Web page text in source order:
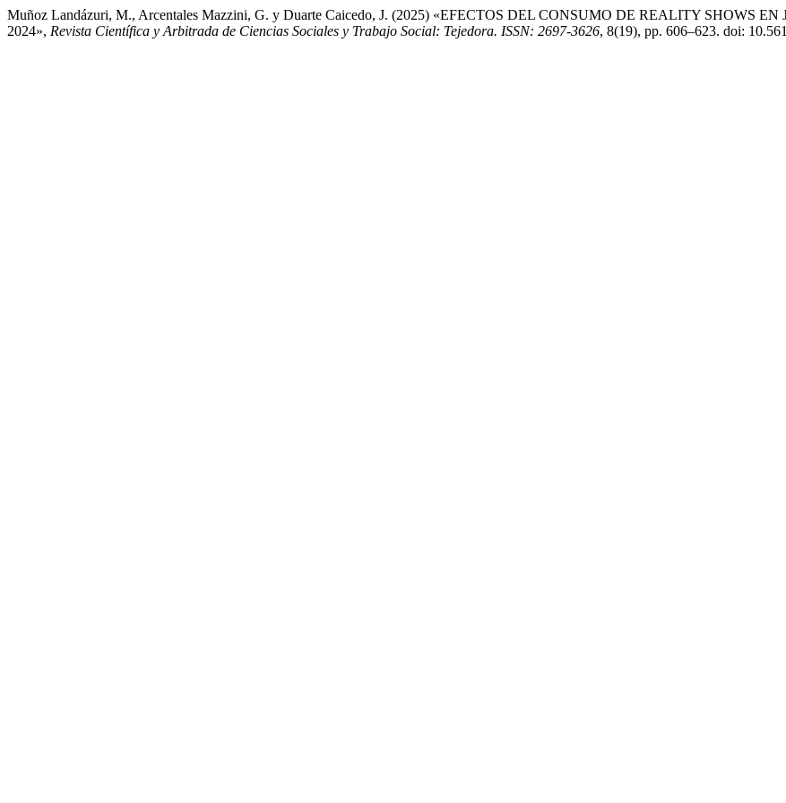
Muñoz Landázuri, M., Arcentales Mazzini, G. y Duarte Caicedo, J. (2025) «EFECTOS DEL CONSUMO DE REALITY SHOWS
2024», Revista Científica y Arbitrada de Ciencias Sociales y Trabajo Social: Tejedora. ISSN: 2697-3626, 8(19), pp. 606–623. doi: